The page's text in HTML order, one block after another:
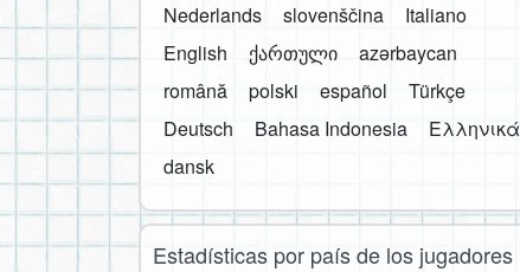
Nederlands
slovenščina
Italiano
English
ქართული
azərbaycan
română
polski español
Türkçe
Deutsch
Bahasa Indonesia
Ελληνικά
dansk
Estadísticas por país de los jugadores